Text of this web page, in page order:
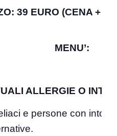
39 EURO (CENA +
MENU’:
ALLERGIE O
e persone con